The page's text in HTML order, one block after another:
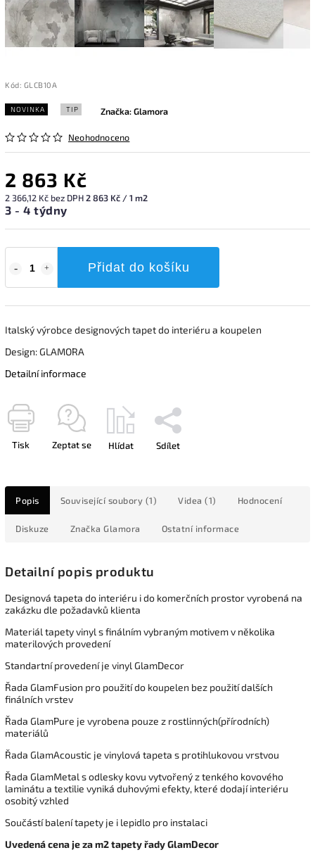
Kód: GLCB10A
NOVINKA TIP
Neohodnoceno
Značka:Glamora
2 863 Kč
2 366,12 Kč bez DPH2 863 Kč / 1 m2
3 - 4 týdny
Přidat do košíku
Italský výrobce designových tapet do interiéru a koupelen
Design: GLAMORA
Detailní informace
Tisk Zeptat se Hlídat Sdílet
Popis Související soubory (1) Videa (1) Hodnocení
Diskuze Značka Glamora Ostatní informace
Detailní popis produktu
Designová tapeta do interiéru i do komerčních prostor vyrobená na
zakázku dle požadavků klienta
Materiál tapety vinyl s finálním vybraným motivem v několika
materilových provedení
Standartní provedení je vinyl GlamDecor
Řada GlamFusion pro použití do koupelen bez použití dalších
finálních vrstev
Řada GlamPure je vyrobena pouze z rostlinných(přírodních)
materiálů
Řada GlamAcoustic je vinylová tapeta s protihlukovou vrstvou
Řada GlamMetal s odlesky kovu vytvořený z tenkého kovového
laminátu a textilie vyniká duhovými efekty, které dodají interiéru
osobitý vzhled
Součástí balení tapety je i lepidlo pro instalaci
Uvedená cena je za m2 tapety řady GlamDecor